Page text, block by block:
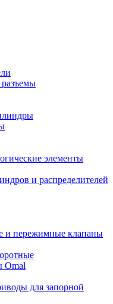
элементы
и распределителей
и пережимные клапаны
Omal
для запорной